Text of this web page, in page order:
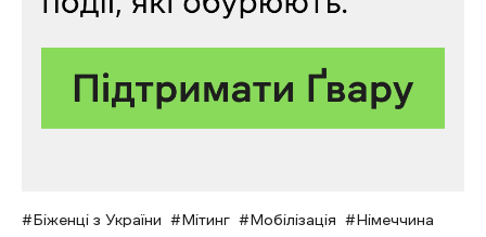
Біженці з України Мітинг Мобілізація
Німеччина